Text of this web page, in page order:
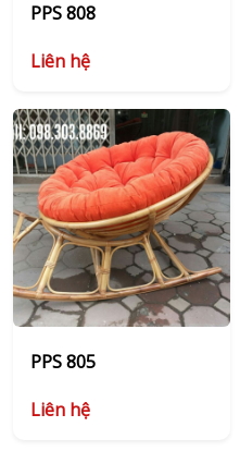
PPS 808
Liên hệ
PPS 805
Liên hệ